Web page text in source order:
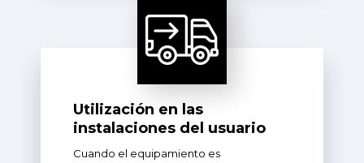
Utilización en las
instalaciones del usuario
Cuando el equipamiento es